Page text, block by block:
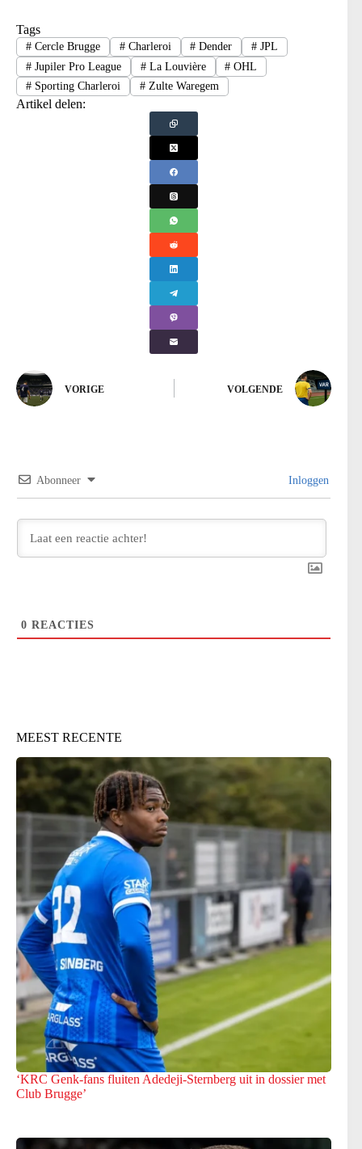
Tags
#Cercle Brugge #Charleroi # Dender # JPL
#Jupiler Pro League #La Louvière # OHL
#Sporting Charleroi #Zulte Waregem
Artikel delen:
VORIGE VOLGENDE
Abonneer Inloggen
0 REACTIES
MEEST RECENTE
‘KRC Genk-fans fluiten Adedeji-Sternberg uit in dossier met
Club Brugge’